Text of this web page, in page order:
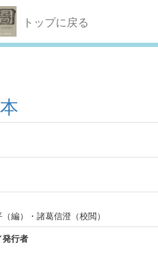
トップに戻る
編）・諸葛信澄（校閲）
行者